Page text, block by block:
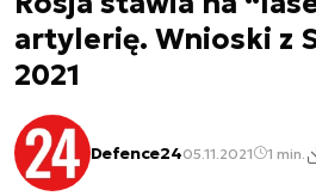
artylerię. Wnioski z
2021
Defence2405.11.2021 1 min.